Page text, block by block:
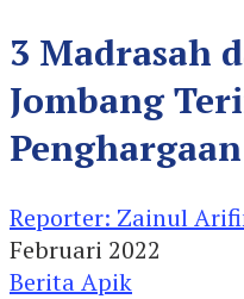
3 Madrasah
Jombang
Reporter: Zainul
Februari 2022
Berita Apik